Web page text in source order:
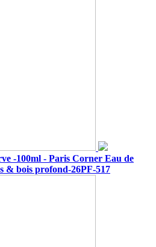
-100ml - Paris Corner Eau de
& bois profond-26PF-517